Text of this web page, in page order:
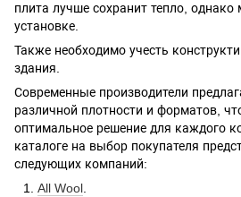
плита лучше сохранит тепло,
установке.
Также необходимо учесть
здания.
Современные производители
различной плотности и форматов,
оптимальное решение для каждого
каталоге на выбор покупателя
следующих компаний:
All Wool.